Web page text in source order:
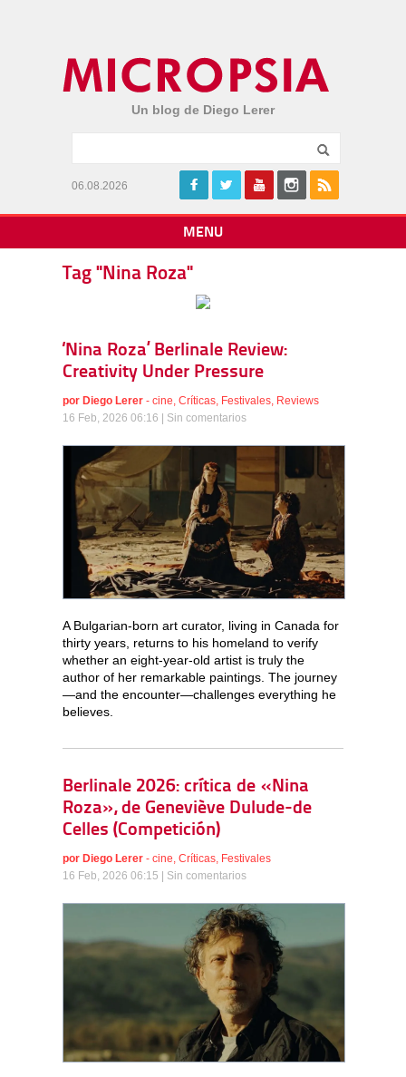
Un blog de Diego Lerer
06.08.2026
MENU
Tag "Nina Roza"
‘Nina Roza’ Berlinale Review:
Creativity Under Pressure
por Diego Lerer - cine, Críticas, Festivales, Reviews
16 Feb, 2026 06:16 | Sin comentarios
A Bulgarian-born art curator, living in Canada for
thirty years, returns to his homeland to verify
whether an eight-year-old artist is truly the
author of her remarkable paintings. The journey
—and the encounter—challenges everything he
believes.
Berlinale 2026: crítica de «Nina
Roza», de Geneviève Dulude-de
Celles (Competición)
por Diego Lerer - cine Críticas Festivales
16 Feb, 2026 06:15 | Sin comentarios